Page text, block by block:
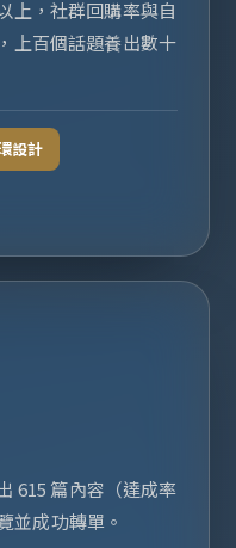
上，社群回購率與自
上百個話題養出數十
設計
615 篇內容（達成率
並成功轉單。